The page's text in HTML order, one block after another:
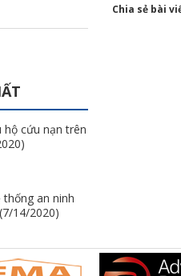
Chia sẻ bài
hộ cứu nạn trên
thống an ninh
14/2020)